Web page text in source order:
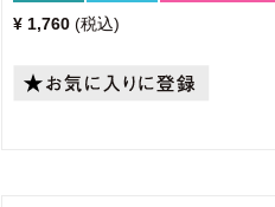
¥ 1,760 税込